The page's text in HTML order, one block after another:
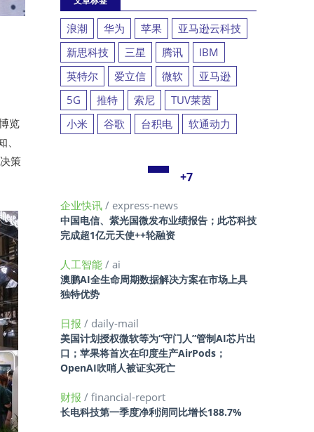
览
策
浪潮 华为 苹果
亚马逊云科技
新思科技
三星 腾讯
IBM
英特尔
爱立信 微软
亚马逊
5G
推特 索尼
TUV莱茵
小米
谷歌 台积电 软通动力
+7
企业快讯 / express-news
中国电信、紫光国微发布业绩报告；此芯科技
完成超1亿元天使++轮融资
人工智能 / ai
澳鹏AI全生命周期数据解决方案在市场上具
独特优势
日报 / daily-mail
美国计划授权微软等为“守门人”管制AI芯片出
口；苹果将首次在印度生产AirPods；
OpenAI吹哨人被证实死亡
财报 / financial-report
长电科技第一季度净利润同比增长188.7%